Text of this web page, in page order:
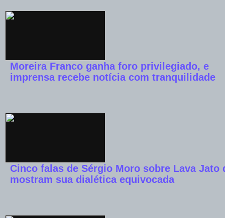
Moreira Franco ganha foro privilegiado, e
imprensa recebe notícia com tranquilidade
Cinco falas de Sérgio Moro sobre Lava Jato
mostram sua dialética equivocada